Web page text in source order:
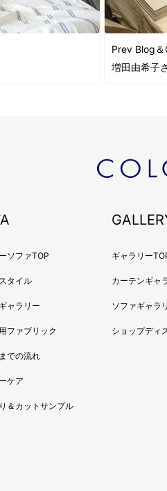
Prev Blog
増田由希子
ソファTOP
タイル
ャラリー
ファブリック
での流れ
ケア
＆カットサンプル
ギャラリー
カーテンギャ
ソファギャラ
ショップディ